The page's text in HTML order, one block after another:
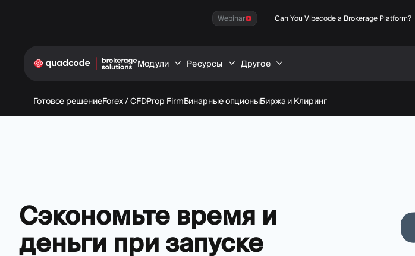
Webinar Can You Vibecode a Brokerage Platform?
Модули Ресурсы Другое
Готовое решениеForex / CFDProp FirmБинарные опционыБиржа и Клиринг
Сэкономьте время и
деньги при запуске